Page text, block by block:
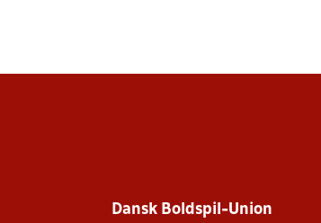
Dansk Boldspil-Union